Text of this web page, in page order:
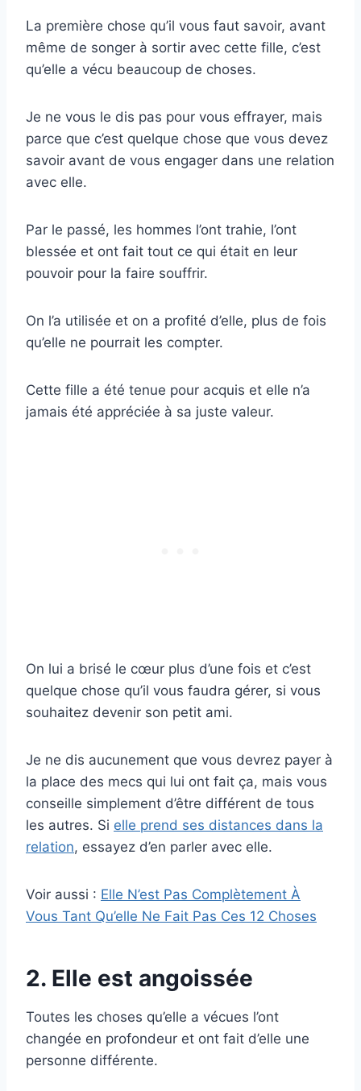
La première chose qu’il vous faut savoir, avant
même de songer à sortir avec cette fille, c’est
qu’elle a vécu beaucoup de choses.
Je ne vous le dis pas pour vous effrayer, mais
parce que c’est quelque chose que vous devez
savoir avant de vous engager dans une relation
avec elle.
Par le passé, les hommes l’ont trahie, l’ont
blessée et ont fait tout ce qui était en leur
pouvoir pour la faire souffrir.
On l’a utilisée et on a profité d’elle, plus de fois
qu’elle ne pourrait les compter.
Cette fille a été tenue pour acquis et elle n’a
jamais été appréciée à sa juste valeur.
On lui a brisé le cœur plus d’une fois et c’est
quelque chose qu’il vous faudra gérer, si vous
souhaitez devenir son petit ami.
Je ne dis aucunement que vous devrez payer à
la place des mecs qui lui ont fait ça, mais vous
conseille simplement d’être différent de tous
les autres. Si elle prend ses distances dans la
relation, essayez d’en parler avec elle.
Voir aussi : Elle N’est Pas Complètement À
Vous Tant Qu’elle Ne Fait Pas Ces 12 Choses
2. Elle est angoissée
Toutes les choses qu’elle a vécues l’ont
changée en profondeur et ont fait d’elle une
personne différente.